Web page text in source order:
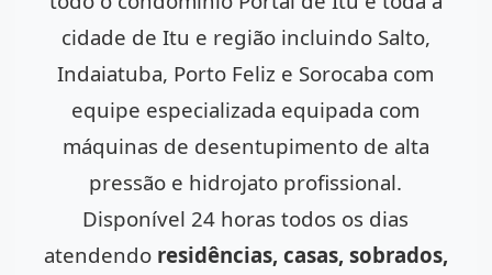
cidade de Itu e região incluindo Salto,
Indaiatuba, Porto Feliz e Sorocaba com
equipe especializada equipada com
máquinas de desentupimento de alta
pressão e hidrojato profissional.
Disponível 24 horas todos os dias
atendendo residências, casas, sobrados,